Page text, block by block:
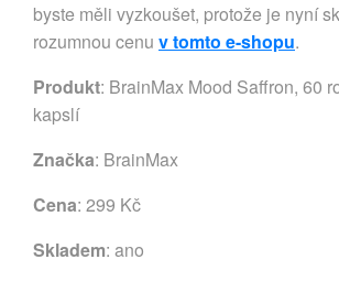
byste měli vyzkoušet, protože je nyní
rozumnou cenu v tomto e-shopu.
Produkt: BrainMax Mood Saffron, 60
kapslí
Značka: BrainMax
Cena: 299 Kč
Skladem: ano